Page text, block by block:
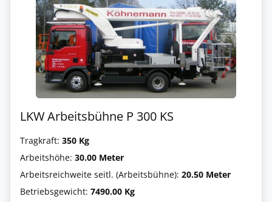
LKW Arbeitsbühne P 300 KS
Tragkraft: 350 Kg
Arbeitshöhe: 30.00 Meter
Arbeitsreichweite seitl. (Arbeitsbühne): 20.50 Meter
Betriebsgewicht: 7490.00 Kg